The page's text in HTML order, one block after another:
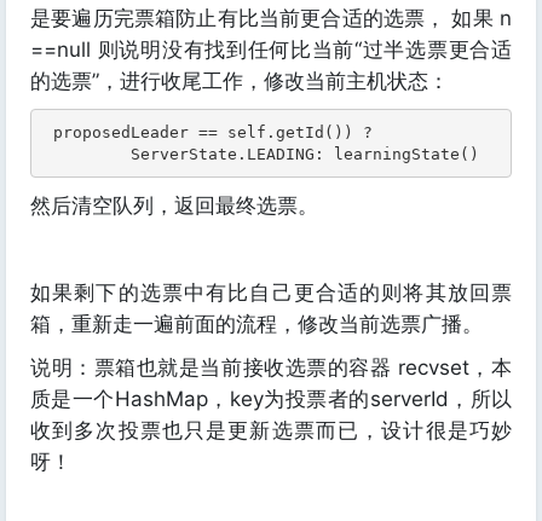
是要遍历完票箱防止有比当前更合适的选票， 如果 n
==null 则说明没有找到任何比当前“过半选票更合适
的选票”，进行收尾工作，修改当前主机状态：
proposedLeader == self.getId()) ?
ServerState.LEADING: learningState()
然后清空队列，返回最终选票。
如果剩下的选票中有比自己更合适的则将其放回票
箱，重新走一遍前面的流程，修改当前选票广播。
说明：票箱也就是当前接收选票的容器 recvset，本
质是一个HashMap，key为投票者的serverId，所以
收到多次投票也只是更新选票而已，设计很是巧妙
呀！